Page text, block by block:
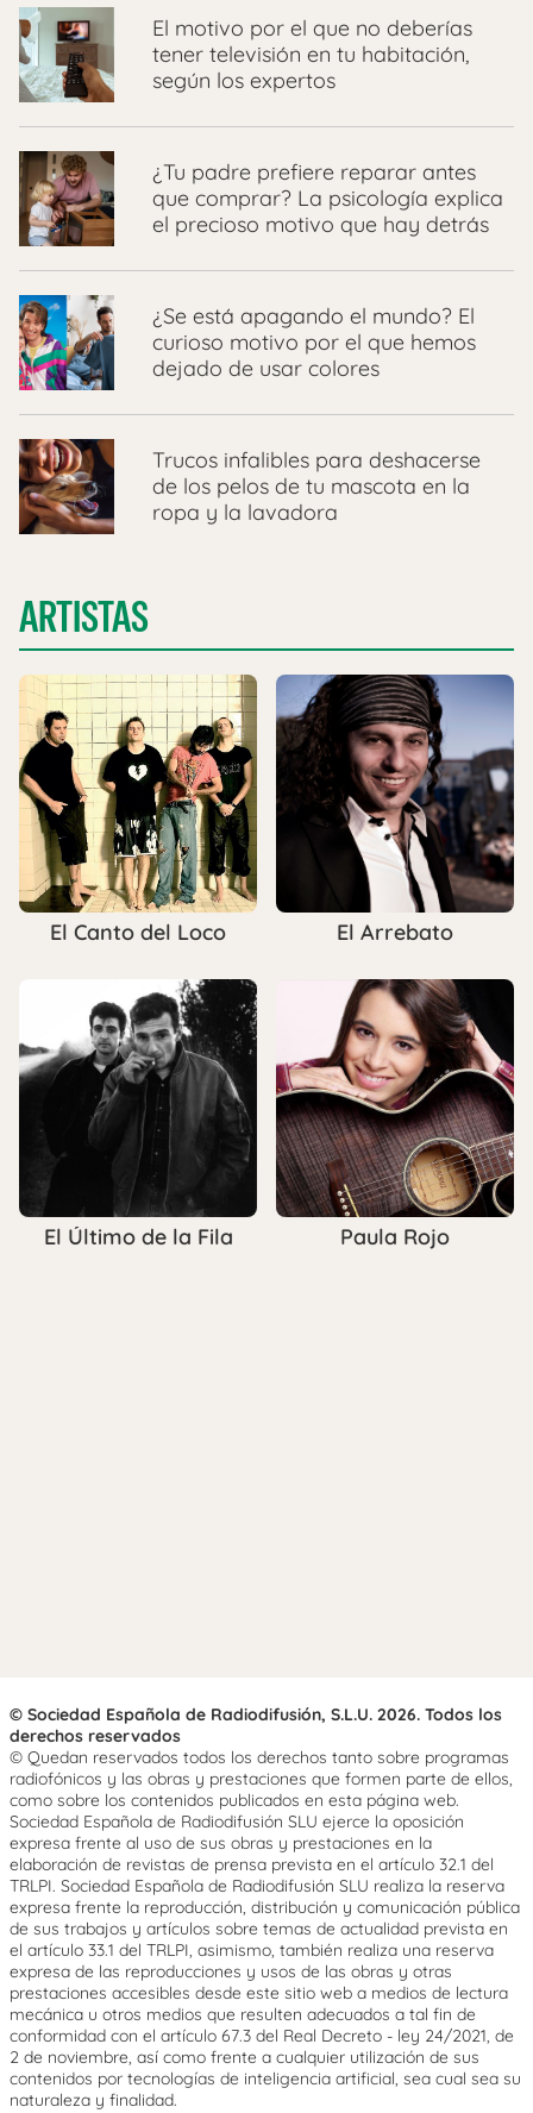
El motivo por el que no deberías
tener televisión en tu habitación,
según los expertos
¿Tu padre prefiere reparar antes
que comprar? La psicología explica
el precioso motivo que hay detrás
¿Se está apagando el mundo? El
curioso motivo por el que hemos
dejado de usar colores
Trucos infalibles para deshacerse
de los pelos de tu mascota en la
ropa y la lavadora
ARTISTAS
El Canto del Loco El Arrebato
El Último de la Fila Paula Rojo
© Sociedad Española de Radiodifusión, S.L.U. 2026. Todos los
derechos reservados
© Quedan reservados todos los derechos tanto sobre programas
radiofónicos y las obras y prestaciones que formen parte de ellos,
como sobre los contenidos publicados en esta página web.
Sociedad Española de Radiodifusión SLU ejerce la oposición
expresa frente al uso de sus obras y prestaciones en la
elaboración de revistas de prensa prevista en el artículo 32.1 del
TRLPI. Sociedad Española de Radiodifusión SLU realiza la reserva
expresa frente la reproducción, distribución y comunicación pública
de sus trabajos y artículos sobre temas de actualidad prevista en
el artículo 33.1 del TRLPI, asimismo, también realiza una reserva
expresa de las reproducciones y usos de las obras y otras
prestaciones accesibles desde este sitio web a medios de lectura
mecánica u otros medios que resulten adecuados a tal fin de
conformidad con el artículo 67.3 del Real Decreto - ley 24/2021, de
2 de noviembre, así como frente a cualquier utilización de sus
contenidos por tecnologías de inteligencia artificial, sea cual sea su
naturaleza y finalidad.